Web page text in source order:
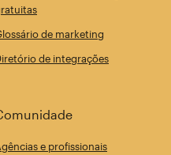
de marketing
de integrações
e profissionais